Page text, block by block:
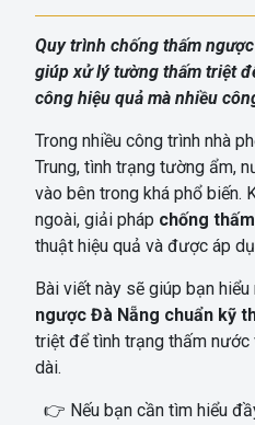
Quy trình chống thấm
giúp xử lý tường thấm triệt
công hiệu quả mà nhiều
Trong nhiều công trình nhà
Trung, tình trạng tường ẩm,
vào bên trong khá phổ biến.
ngoài, giải pháp chống
thuật hiệu quả và được áp
Bài viết này sẽ giúp bạn hiểu
ngược Đà Nẵng chuẩn kỹ
triệt để tình trạng thấm
dài.
👉 Nếu bạn cần tìm hiểu